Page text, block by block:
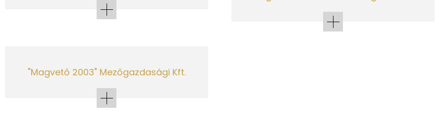
"Magvető 2003" Mezőgazdasági Kft.